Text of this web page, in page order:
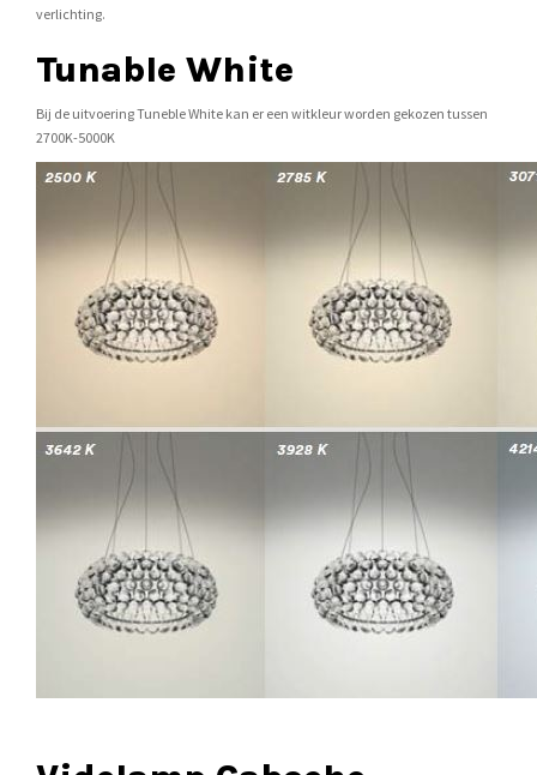
verlichting.
Tunable White
Bij de uitvoering Tuneble White kan er een witkleur worden gekozen tussen
2700K-5000K